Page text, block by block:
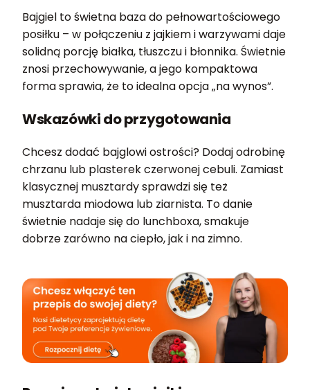
Bajgiel to świetna baza do pełnowartościowego
posiłku – w połączeniu z jajkiem i warzywami daje
solidną porcję białka, tłuszczu i błonnika. Świetnie
znosi przechowywanie, a jego kompaktowa
forma sprawia, że to idealna opcja „na wynos”.
Wskazówki do przygotowania
Chcesz dodać bajglowi ostrości? Dodaj odrobinę
chrzanu lub plasterek czerwonej cebuli. Zamiast
klasycznej musztardy sprawdzi się też
musztarda miodowa lub ziarnista. To danie
świetnie nadaje się do lunchboxa, smakuje
dobrze zarówno na ciepło, jak i na zimno.